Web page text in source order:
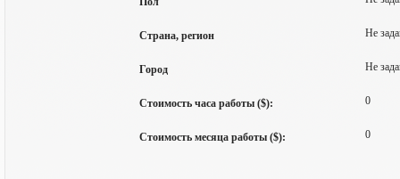
Страна, регион Не
Город Не
Стоимость часа работы ($): 0
Стоимость месяца работы ($): 0